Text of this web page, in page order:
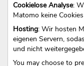
Cookielose Analyse:
Matomo keine
Hosting: Wir hosten
eigenen Servern,
und nicht
You may choose to